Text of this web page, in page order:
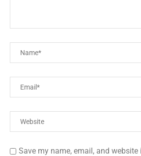
Save my name, email, and